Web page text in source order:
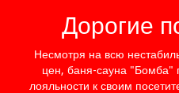
Дорогие
Несмотря на всю
цен, баня-сауна "Бомба"
лояльности к своим